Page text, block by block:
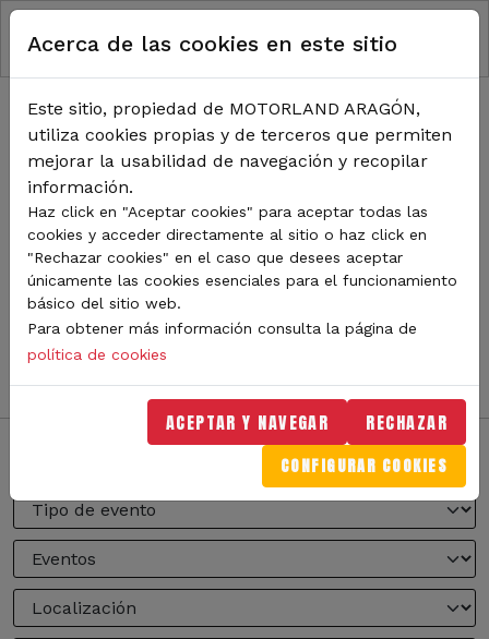
Pasar al contenido principal
RUTA DE NAVEGACIÓN
Inicio Noticias
TODA LA ACTUALIDAD DE
MOTORLAND
Sigue de cerca todas las novedades de MotorLand
Aragón. Aquí encontrarás noticias sobre eventos,
competiciones, pilotos, novedades del circuito y
mucho más. Filtra por categoría o tipo de contenido y
no te pierdas nada del mundo del motor.
Acerca de las cookies en este sitio
Este sitio, propiedad de MOTORLAND ARAGÓN,
utiliza cookies propias y de terceros que permiten
mejorar la usabilidad de navegación y recopilar
información.
Haz click en "Aceptar cookies" para aceptar todas las
cookies y acceder directamente al sitio o haz click en
"Rechazar cookies" en el caso que desees aceptar
únicamente las cookies esenciales para el funcionamiento
básico del sitio web.
Para obtener más información consulta la página de
política de cookies
ACEPTAR Y NAVEGAR RECHAZAR
CONFIGURAR COOKIES